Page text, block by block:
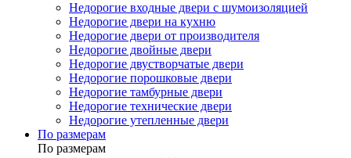
Недорогие входные двери с шумоизоляцией
Недорогие двери на кухню
Недорогие двери от производителя
Недорогие двойные двери
Недорогие двустворчатые двери
Недорогие порошковые двери
Недорогие тамбурные двери
Недорогие технические двери
Недорогие утепленные двери
По размерам
По размерам